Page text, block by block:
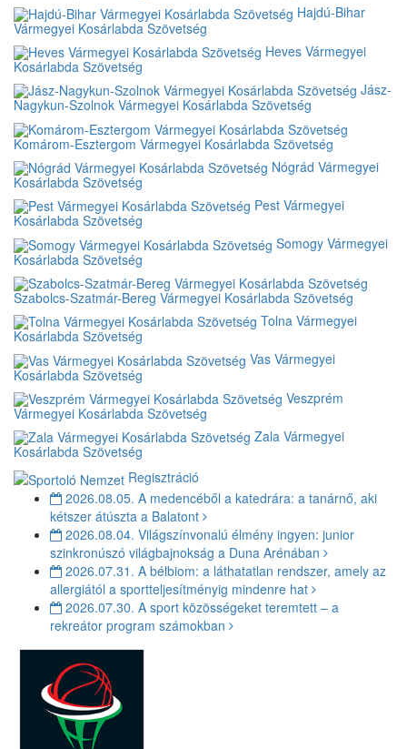
Hajdú-Bihar
Vármegyei Kosárlabda Szövetség
Heves Vármegyei
Kosárlabda Szövetség
Jász-
Nagykun-Szolnok Vármegyei Kosárlabda Szövetség
Komárom-Esztergom Vármegyei Kosárlabda Szövetség
Nógrád Vármegyei
Kosárlabda Szövetség
Pest Vármegyei
Kosárlabda Szövetség
Somogy Vármegyei
Kosárlabda Szövetség
Szabolcs-Szatmár-Bereg Vármegyei Kosárlabda Szövetség
Tolna Vármegyei
Kosárlabda Szövetség
Vas Vármegyei
Kosárlabda Szövetség
Veszprém
Vármegyei Kosárlabda Szövetség
Zala Vármegyei
Kosárlabda Szövetség
Regisztráció
2026.08.05. A medencéből a katedrára: a tanárnő, aki
kétszer átúszta a Balatont
2026.08.04. Világszínvonalú élmény ingyen: junior
szinkronúszó világbajnokság a Duna Arénában
2026.07.31. A bélbiom: a láthatatlan rendszer, amely az
allergiától a sportteljesítményig mindenre hat
2026.07.30. A sport közösségeket teremtett – a
rekreátor program számokban